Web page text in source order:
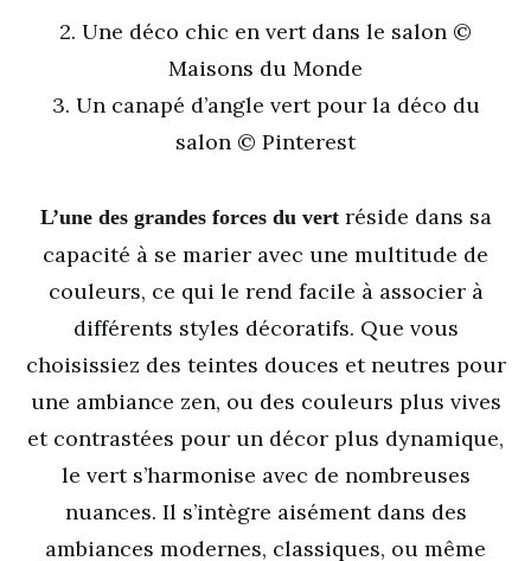
2. Une déco chic en vert dans le salon ©
Maisons du Monde
3. Un canapé d’angle vert pour la déco du
salon © Pinterest
L’une des grandes forces du vertréside dans sa
capacité à se marier avec une multitude de
couleurs, ce qui le rend facile à associer à
différents styles décoratifs. Que vous
choisissiez des teintes douces et neutres pour
une ambiance zen, ou des couleurs plus vives
et contrastées pour un décor plus dynamique,
le vert s’harmonise avec de nombreuses
nuances. Il s’intègre aisément dans des
ambiances modernes, classiques, ou même